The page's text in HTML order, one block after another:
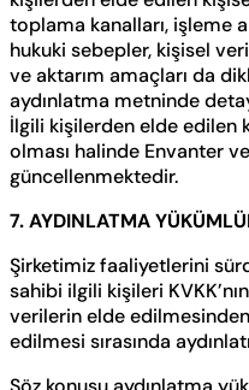
toplama kanalları, işleme
hukuki sebepler, kişisel
ve aktarım amaçları da
aydınlatma metninde
İlgili kişilerden elde edilen
olması halinde Envanter ve
güncellenmektedir.
7. AYDINLATMA
Şirketimiz faaliyetlerini
sahibi ilgili kişileri
verilerin elde
edilmesi sırasında